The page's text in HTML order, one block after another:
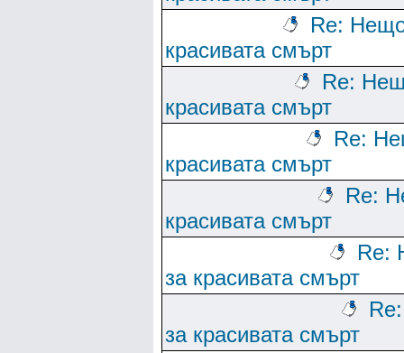
Re:
красивата смърт
Re:
красивата смърт
Re:
красивата смърт
Re:
красивата смърт
Re:
за красивата смърт
за красивата смърт